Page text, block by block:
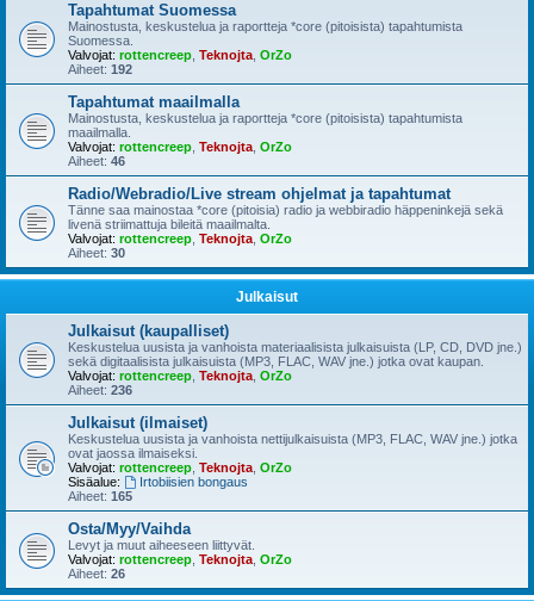
Tapahtumat Suomessa
Mainostusta, keskustelua ja raportteja *core (pitoisista) tapahtumista
Suomessa.
Valvojat: rottencreep Teknojta OrZo
Aiheet: 192
Tapahtumat maailmalla
Mainostusta, keskustelua ja raportteja *core (pitoisista) tapahtumista
maailmalla.
Valvojat: rottencreep Teknojta OrZo
Aiheet: 46
Radio/Webradio/Live stream ohjelmat ja tapahtumat
Tänne saa mainostaa *core (pitoisia) radio ja webbiradio häppeninkejä sekä
livenä striimattuja bileitä maailmalta.
Valvojat: rottencreep Teknojta OrZo
Aiheet: 30
Julkaisut
Julkaisut (kaupalliset)
Keskustelua uusista ja vanhoista materiaalisista julkaisuista (LP, CD, DVD jne.)
sekä digitaalisista julkaisuista (MP3, FLAC, WAV jne.) jotka ovat kaupan.
Valvojat: rottencreep Teknojta OrZo
Aiheet: 236
Julkaisut (ilmaiset)
Keskustelua uusista ja vanhoista nettijulkaisuista (MP3, FLAC, WAV jne.) jotka
ovat jaossa ilmaiseksi.
Valvojat: rottencreep Teknojta OrZo
Sisäalue:
Irtobiisien bongaus
Aiheet: 165
Osta/Myy/Vaihda
Levyt ja muut aiheeseen liittyvät.
Valvojat: rottencreep Teknojta OrZo
Aiheet: 26